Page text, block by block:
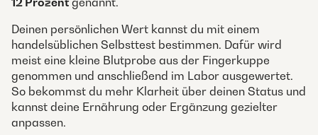
Deinen persönlichen Wert kannst du mit einem
handelsüblichen Selbsttest bestimmen. Dafür wird
meist eine kleine Blutprobe aus der Fingerkuppe
genommen und anschließend im Labor ausgewertet.
So bekommst du mehr Klarheit über deinen Status und
kannst deine Ernährung oder Ergänzung gezielter
anpassen.